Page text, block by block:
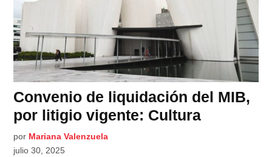
Convenio de liquidación del MIB,
por litigio vigente: Cultura
por Mariana Valenzuela
julio 30, 2025